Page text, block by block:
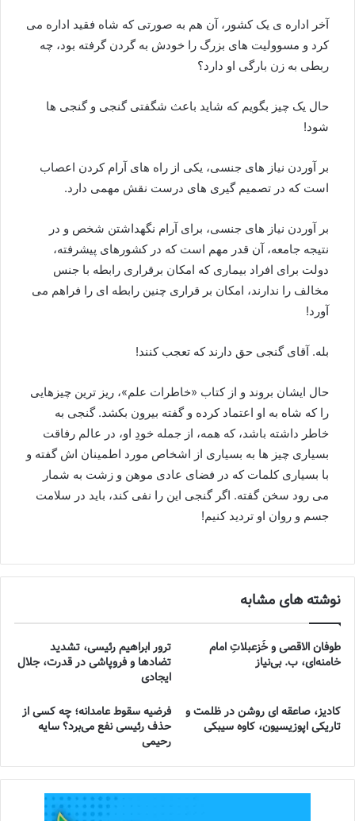
آخر اداره ی یک کشور، آن هم به صورتی که شاه فقید اداره می
کرد و مسوولیت های بزرگ را خودش به گردن گرفته بود، چه
ربطی به زن بارگی او دارد؟
حال یک چیز بگویم که شاید باعث شگفتی گنجی و گنجی ها
شود!
بر آوردن نیاز های جنسی، یکی از راه های آرام کردن اعصاب
است که در تصمیم گیری های درست نقش مهمی دارد.
بر آوردن نیاز های جنسی، برای آرام نگهداشتن شخص و در
نتیجه جامعه، آن قدر مهم است که در کشورهای پیشرفته،
دولت برای افراد بیماری که امکان برقراری رابطه با جنس
مخالف را ندارند، امکان بر قراری چنین رابطه ای را فراهم می
آورد!
بله. آقای گنجی حق دارند که تعجب کنند!
حال ایشان بروند و از کتاب «خاطرات علم»، ریز ترین چیزهایی
را که شاه به او اعتماد کرده و گفته بیرون بکشد. گنجی به
خاطر داشته باشد، که همه، از جمله خودِ او، در عالم رفاقت
بسیاری چیز ها به بسیاری از اشخاص مورد اطمینان اش گفته و
با بسیاری کلمات که در فضای عادی موهن و زشت به شمار
می رود سخن گفته. اگر گنجی این را نفی کند، باید در سلامت
جسم و روان او تردید کنیم!
نوشته های مشابه
طوفان الاقصی و خُزعبلاتِ امام
خامنه‌ای، ب. بی‌نیاز
ترور ابراهیم رئیسی، تشدید
تضادها و فروپاشی در قدرت، جلال
ایجادی
کادیز، صاعقه ای روشن در ظلمت و
تاریکی اپوزیسیون، کاوه سیبکی
فرضیه سقوط عامدانه؛ چه کسی از
حذف رئیسی نفع می‌برد؟ سایه
رحیمی